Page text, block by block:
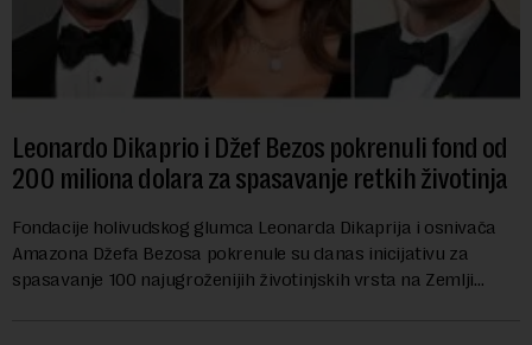
Leonardo Dikaprio i Džef Bezos pokrenuli fond od
200 miliona dolara za spasavanje retkih životinja
Fondacije holivudskog glumca Leonarda Dikaprija i osnivača
Amazona Džefa Bezosa pokrenule su danas inicijativu za
spasavanje 100 najugroženijih životinjskih vrsta na Zemlji